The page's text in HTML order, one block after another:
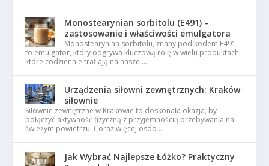
Monostearynian sorbitolu (E491) –
zastosowanie i właściwości emulgatora
Monostearynian sorbitolu, znany pod kodem E491,
to emulgator, który odgrywa kluczową rolę w wielu produktach,
które codziennie trafiają na nasze …
Urządzenia siłowni zewnętrznych: Kraków
siłownie
Siłownie zewnętrzne w Krakowie to doskonała okazja, by
połączyć aktywność fizyczną z przyjemnością przebywania na
świeżym powietrzu. Coraz więcej osób …
Jak Wybrać Najlepsze Łóżko? Praktyczny